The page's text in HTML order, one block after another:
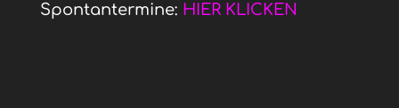
Spontantermine: HIER KLICKEN